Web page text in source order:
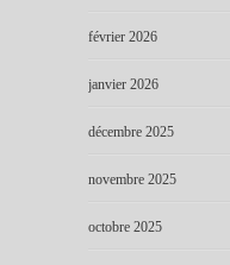
février 2026
janvier 2026
décembre 2025
novembre 2025
octobre 2025